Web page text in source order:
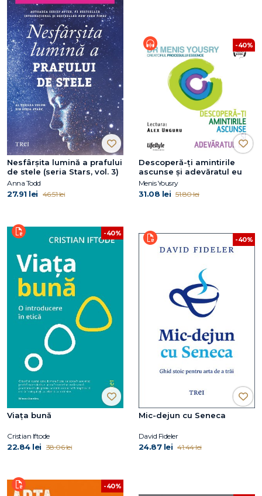
Nesfârșita lumină a prafului
de stele (seria Stars, vol. 3)
Anna Todd
27.91 lei 46.51 lei
-40%
Descoperă-ţi amintirile
ascunse şi adevăratul eu
Menis Yousry
31.08 lei 51.80 lei
-40%
Viața bună
Cristian Iftode
22.84 lei 38.06 lei
-40%
Mic-dejun cu Seneca
David Fideler
24.87 lei 41.44 lei
-40%